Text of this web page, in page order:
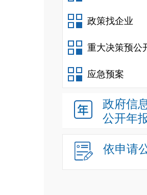
政策找企业
重大决策预公
应急预案
政府信
公开年
依申请